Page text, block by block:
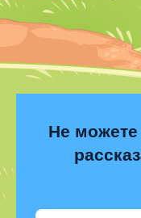
Не можете